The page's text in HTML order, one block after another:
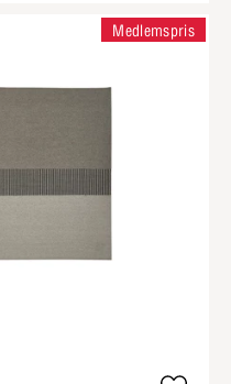
Medlemspris